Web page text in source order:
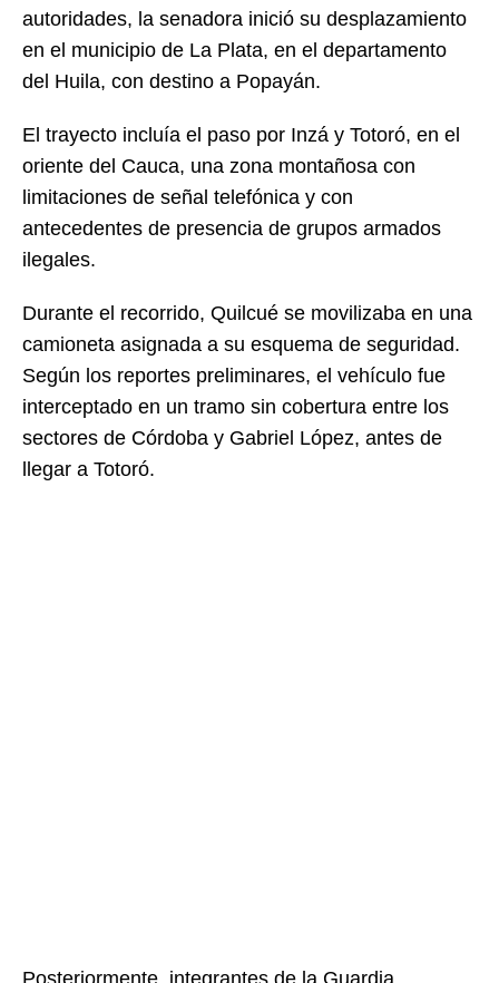
autoridades, la senadora inició su desplazamiento
en el municipio de La Plata, en el departamento
del Huila, con destino a Popayán.
El trayecto incluía el paso por Inzá y Totoró, en el
oriente del Cauca, una zona montañosa con
limitaciones de señal telefónica y con
antecedentes de presencia de grupos armados
ilegales.
Durante el recorrido, Quilcué se movilizaba en una
camioneta asignada a su esquema de seguridad.
Según los reportes preliminares, el vehículo fue
interceptado en un tramo sin cobertura entre los
sectores de Córdoba y Gabriel López, antes de
llegar a Totoró.
Posteriormente, integrantes de la Guardia